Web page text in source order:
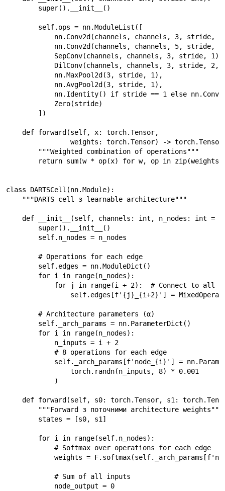
        super().__init__()
        self.ops = nn.ModuleList([
nn.Conv2d(channels, channels, 3, stride,
nn.Conv2d(channels, channels, 5, stride,
            SepConv(channels, channels, 3, stride, 1),
DilConv(channels, channels, 3, stride, 2,
            nn.MaxPool2d(3, stride, 1),
            nn.AvgPool2d(3, stride, 1),
nn.Identity() if stride == 1 else
            Zero(stride)
        ])
    def forward(self, x: torch.Tensor,
weights: torch.Tensor) ->
        """Weighted combination of operations"""
return sum(w * op(x) for w, op in
class DARTSCell(nn.Module):
    """DARTS cell з learnable architecture"""
def __init__(self, channels: int, n_nodes: int =
        super().__init__()
        self.n_nodes = n_nodes
        # Operations for each edge
        self.edges = nn.ModuleDict()
        for i in range(n_nodes):
for j in range(i + 2):  # Connect to all
self.edges[f'{j}_{i+2}'] =
        # Architecture parameters (α)
        self._arch_params = nn.ParameterDict()
        for i in range(n_nodes):
            n_inputs = i + 2
            # 8 operations for each edge
self._arch_params[f'node_{i}'] =
                torch.randn(n_inputs, 8) * 0.001
            )
def forward(self, s0: torch.Tensor, s1:
        """Forward з поточними architecture weights"""
        states = [s0, s1]
        for i in range(self.n_nodes):
            # Softmax over operations for each edge
weights =
            # Sum of all inputs
            node_output = 0